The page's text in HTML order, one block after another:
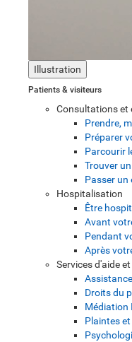
Illustration
Patients & visiteurs
Consultations et
Prendre,
Préparer
Parcourir
Trouver
Passer un
Hospitalisation
Être
Avant
Pendant
Après
Services d'aide
Droits du
Médiation
Plaintes